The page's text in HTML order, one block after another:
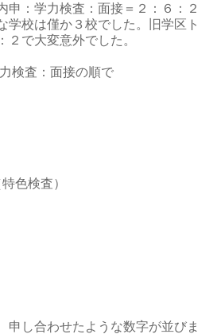
申：学力検査：面接＝２：６：２
学校は僅か３校でした。旧学区ト
２で大変意外でした。
検査：面接の順で
色検査）
申し合わせたような数字が並びま